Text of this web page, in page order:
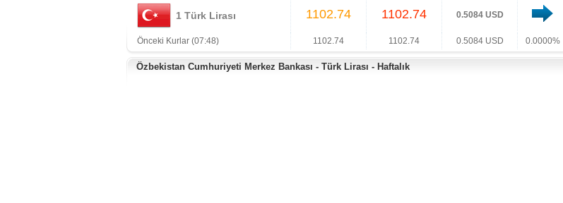
1 Türk Lirası 1102.74 1102.74 0.5084 USD
Önceki Kurlar (07:48) 1102.74 1102.74 0.5084 USD 0.0000%
Özbekistan Cumhuriyeti Merkez Bankası - Türk Lirası - Haftalık